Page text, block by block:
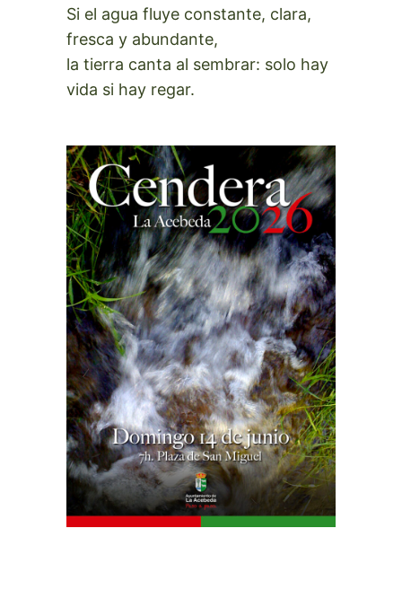
Si el agua fluye constante, clara,
fresca y abundante,
la tierra canta al sembrar: solo hay
vida si hay regar.